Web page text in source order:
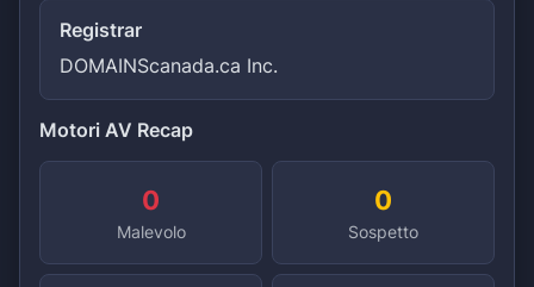
Registrar
DOMAINScanada.ca Inc.
Motori AV Recap
0
Malevolo
0
Sospetto